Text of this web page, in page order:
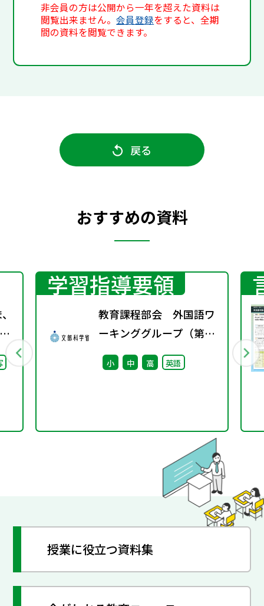
非会員の方は公開から一年を超えた資料は
閲覧出来ません。会員登録をすると、全期
間の資料を閲覧できます。
戻る
おすすめの資料
学習指導要領
教育課程部会 外国語ワ
ーキンググループ（第12
回） 配付資料
小 中 高 英語
授業に役立つ資料集